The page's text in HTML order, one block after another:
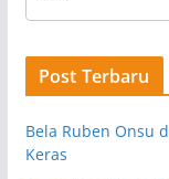
Post Terbaru
Bela Ruben Onsu
Keras